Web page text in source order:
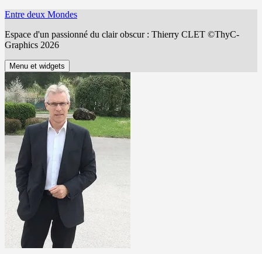
Aller
contenu
Entre deux Mondes
Espace d'un passionné du clair obscur : Thierry CLET ©ThyC-
Graphics 2026
Menu et widgets